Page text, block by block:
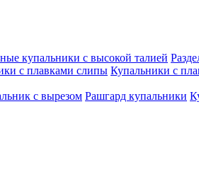
купальники с высокой талией
с плавками слипы Купальники с
с вырезом Рашгард купальники